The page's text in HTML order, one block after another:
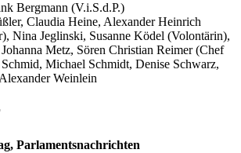
Bergmann (V.i.S.d.P.)
Claudia Heine, Alexander Heinrich
Nina Jeglinski, Susanne Ködel (Volontärin),
Metz, Sören Christian Reimer (Chef
Michael Schmidt, Denise Schwarz,
Weinlein
Parlamentsnachrichten